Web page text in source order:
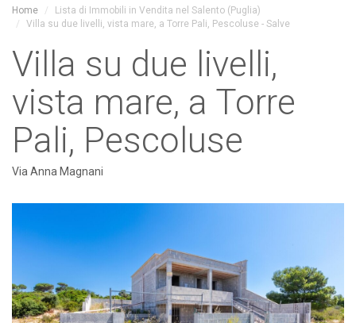
Home
Lista di Immobili in Vendita nel Salento (Puglia)
Villa su due livelli, vista mare, a Torre Pali, Pescoluse - Salve
Villa su due livelli,
vista mare, a Torre
Pali, Pescoluse
Via Anna Magnani